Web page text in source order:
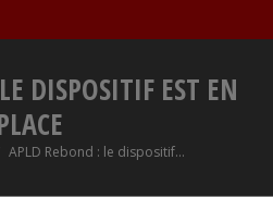
DISPOSITIF EST EN
APLD Rebond : le dispositif…